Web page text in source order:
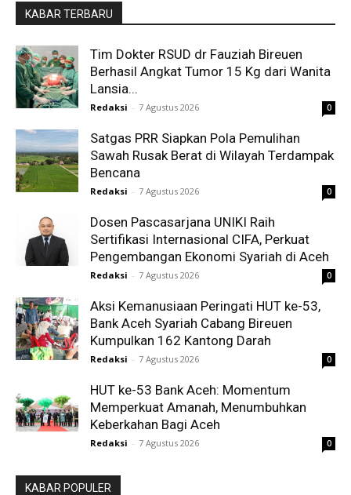
KABAR TERBARU
Tim Dokter RSUD dr Fauziah Bireuen
Berhasil Angkat Tumor 15 Kg dari Wanita
Lansia...
Redaksi - 7 Agustus 2026 0
Satgas PRR Siapkan Pola Pemulihan
Sawah Rusak Berat di Wilayah Terdampak
Bencana
Redaksi - 7 Agustus 2026 0
Dosen Pascasarjana UNIKI Raih
Sertifikasi Internasional CIFA, Perkuat
Pengembangan Ekonomi Syariah di Aceh
Redaksi - 7 Agustus 2026 0
Aksi Kemanusiaan Peringati HUT ke-53,
Bank Aceh Syariah Cabang Bireuen
Kumpulkan 162 Kantong Darah
Redaksi - 7 Agustus 2026 0
HUT ke-53 Bank Aceh: Momentum
Memperkuat Amanah, Menumbuhkan
Keberkahan Bagi Aceh
Redaksi - 7 Agustus 2026 0
KABAR POPULER